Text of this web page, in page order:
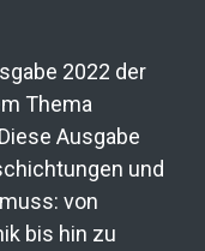
2022 der
Thema
Ausgabe
und
von
bis hin zu